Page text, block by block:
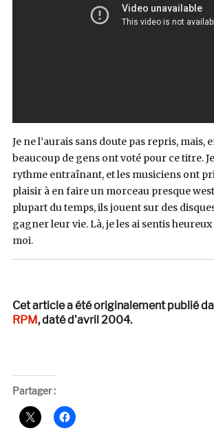
Je ne l’aurais sans doute pas repris, mais,
beaucoup de gens ont voté pour ce titre.
rythme entraînant, et les musiciens ont
plaisir à en faire un morceau presque
plupart du temps, ils jouent sur des
gagner leur vie. Là, je les ai sentis
moi.
Cet article a été originalement publié
RPM, daté d’avril 2004.
Partager :